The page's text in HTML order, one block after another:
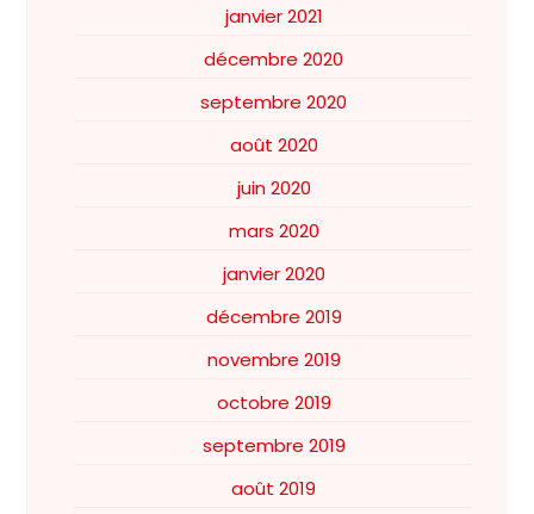
janvier 2021
décembre 2020
septembre 2020
août 2020
juin 2020
mars 2020
janvier 2020
décembre 2019
novembre 2019
octobre 2019
septembre 2019
août 2019